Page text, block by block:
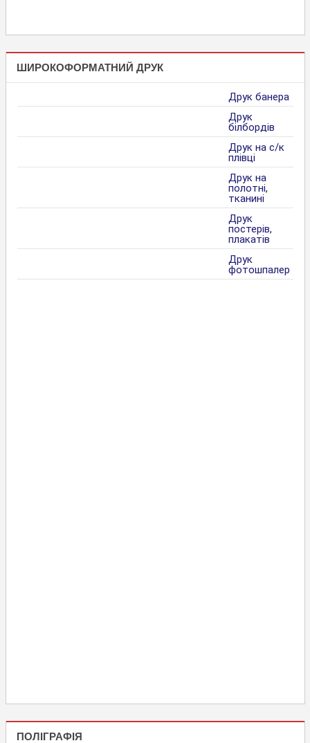
ШИРОКОФОРМАТНИЙ ДРУК
Друк банера
Друк
білбордів
Друк на с/к
плівці
Друк на
полотні,
тканині
Друк
постерів,
плакатів
Друк
фотошпалер
ПОЛІГРАФІЯ